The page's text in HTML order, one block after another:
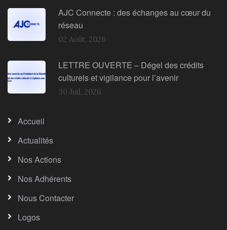
AJC Connecte : des échanges au cœur du
réseau
02 Août, 2026
LETTRE OUVERTE – Dégel des crédits
culturels et vigilance pour l’avenir
30 Juil, 2026
Accueil
Actualités
Nos Actions
Nos Adhérents
Nous Contacter
Logos